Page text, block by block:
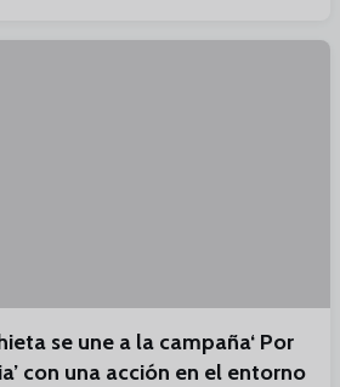
se une a la campaña‘ Por
con una acción en el entorno